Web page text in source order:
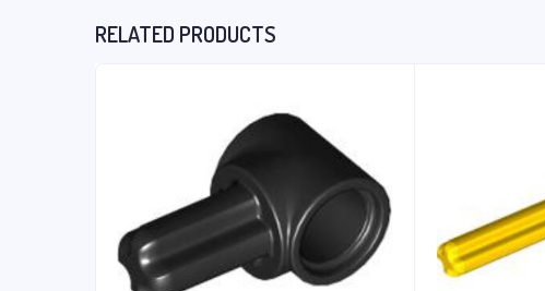
RELATED PRODUCTS